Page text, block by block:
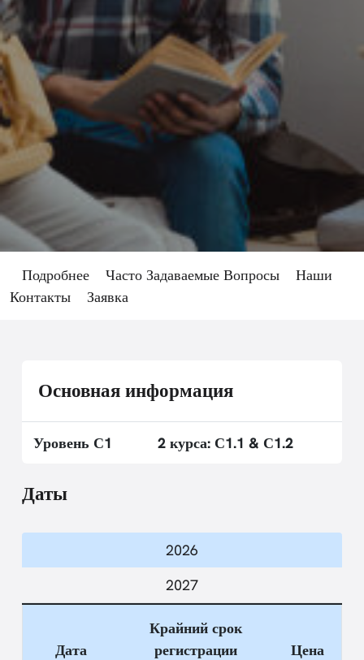
Подробнее Часто Задаваемые Вопросы
Наши
Контакты
Заявка
Даты
2026
2027
Дата
Крайний срок
регистрации
Цена
Основная информация
Уровень С1 2 курса: С1.1 & С1.2